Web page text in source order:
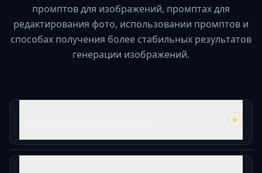
промптов для изображений, промптах для
редактирования фото, использовании промптов и
способах получения более стабильных результатов
генерации изображений.